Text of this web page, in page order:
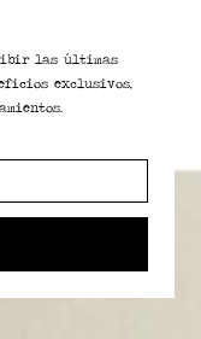
las últimas
exclusivos,